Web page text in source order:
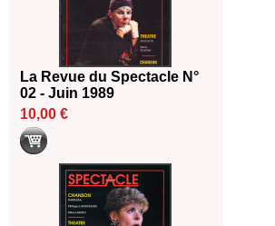
La Revue du Spectacle N°
02 - Juin 1989
10,00 €